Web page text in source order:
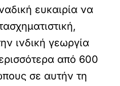
ευκαιρία να
ινδική γεωργία
από 600
σε αυτήν τη